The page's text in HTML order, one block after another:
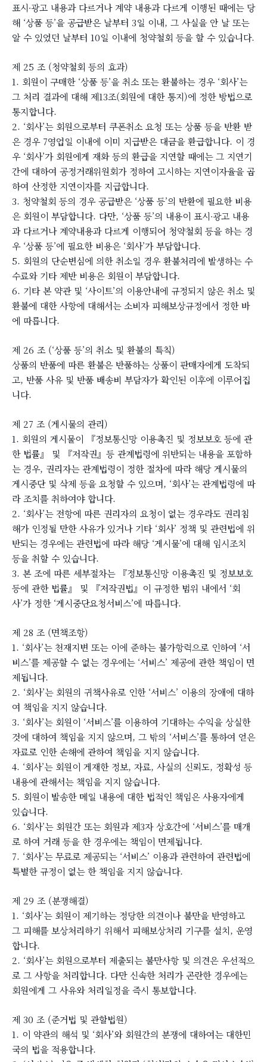
표시∙광고 내용과 다르거나 계약 내용과 다르게 이행된 때에는 당
해 ‘상품 등’을 공급받은 날부터 3일 이내, 그 사실을 안 날 또는
알 수 있었던 날부터 10일 이내에 청약철회 등을 할 수 있습니다.
제 25 조 (청약철회 등의 효과)
1. 회원이 구매한 ‘상품 등’을 취소 또는 환불하는 경우 ‘회사’는
그 처리 결과에 대해 제13조(회원에 대한 통지)에 정한 방법으로
통지합니다.
2. ‘회사’는 회원으로부터 쿠폰취소 요청 또는 상품 등을 반환 받
은 경우 7영업일 이내에 이미 지급받은 대금을 환급합니다. 이 경
우 ‘회사’가 회원에게 재화 등의 환급을 지연할 때에는 그 지연기
간에 대하여 공정거래위원회가 정하여 고시하는 지연이자율을 곱
하여 산정한 지연이자를 지급합니다.
3. 청약철회 등의 경우 공급받은 ‘상품 등’의 반환에 필요한 비용
은 회원이 부담합니다. 다만, ‘상품 등’의 내용이 표시∙광고 내용
과 다르거나 계약내용과 다르게 이행되어 청약철회 등을 하는 경
우 ‘상품 등’에 필요한 비용은 ‘회사’가 부담합니다.
5. 회원의 단순변심에 의한 취소일 경우 환불처리에 발생하는 수
수료와 기타 제반 비용은 회원이 부담합니다.
6. 기타 본 약관 및 ‘사이트’의 이용안내에 규정되지 않은 취소 및
환불에 대한 사항에 대해서는 소비자 피해보상규정에서 정한 바
에 따릅니다.
제 26 조 (‘상품 등’의 취소 및 환불의 특칙)
상품의 반품에 따른 환불은 반품하는 상품이 판매자에게 도착되
고, 반품 사유 및 반품 배송비 부담자가 확인된 이후에 이루어집
니다.
제 27 조 (게시물의 관리)
1. 회원의 게시물이 『정보통신망 이용촉진 및 정보보호 등에 관
한 법률』 및 『저작권』등 관계법령에 위반되는 내용을 포함하
는 경우, 권리자는 관계법령이 정한 절차에 따라 해당 게시물의
게시중단 및 삭제 등을 요청할 수 있으며, ‘회사’는 관계법령에 따
라 조치를 취하여야 합니다.
2. ‘회사’는 전항에 따른 권리자의 요청이 없는 경우라도 권리침
해가 인정될 만한 사유가 있거나 기타 ‘회사’ 정책 및 관련법에 위
반되는 경우에는 관련법에 따라 해당 ‘게시물’에 대해 임시조치
등을 취할 수 있습니다.
3. 본 조에 따른 세부절차는 『정보통신망 이용촉진 및 정보보호
등에 관한 법률』 및 『저작권법』이 규정한 범위 내에서 ‘회
사’가 정한 ‘게시중단요청서비스’에 따릅니다.
제 28 조 (면책조항)
1. ‘회사’는 천재지변 또는 이에 준하는 불가항력으로 인하여 ‘서
비스’를 제공할 수 없는 경우에는 ‘서비스’ 제공에 관한 책임이 면
제됩니다.
2. ‘회사’는 회원의 귀책사유로 인한 ‘서비스’ 이용의 장애에 대하
여 책임을 지지 않습니다.
3. ‘회사’는 회원이 ‘서비스’를 이용하여 기대하는 수익을 상실한
것에 대하여 책임을 지지 않으며, 그 밖의 ‘서비스’를 통하여 얻은
자료로 인한 손해에 관하여 책임을 지지 않습니다.
4. ‘회사’는 회원이 게재한 정보, 자료, 사실의 신뢰도, 정확성 등
내용에 관해서는 책임을 지지 않습니다.
5. 회원이 발송한 메일 내용에 대한 법적인 책임은 사용자에게
있습니다.
6. ‘회사’는 회원간 또는 회원과 제3자 상호간에 ‘서비스’를 매개
로 하여 거래 등을 한 경우에는 책임이 면제됩니다.
7. ‘회사’는 무료로 제공되는 ‘서비스’ 이용과 관련하여 관련법에
특별한 규정이 없는 한 책임을 지지 않습니다.
제 29 조 (분쟁해결)
1. ‘회사’는 회원이 제기하는 정당한 의견이나 불만을 반영하고
그 피해를 보상처리하기 위해서 피해보상처리 기구를 설치, 운영
합니다.
2. ‘회사’는 회원으로부터 제출되는 불만사항 및 의견은 우선적으
로 그 사항을 처리합니다. 다만 신속한 처리가 곤란한 경우에는
회원에게 그 사유와 처리일정을 즉시 통보합니다.
제 30 조 (준거법 및 관할법원)
1. 이 약관의 해석 및 ‘회사’와 회원간의 분쟁에 대하여는 대한민
국의 법을 적용합니다.